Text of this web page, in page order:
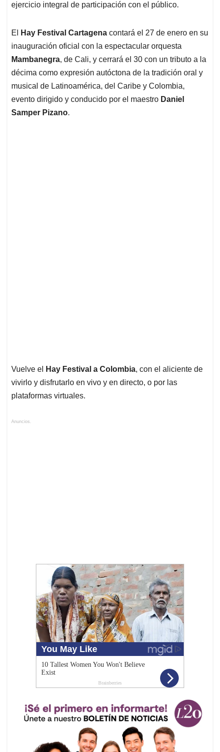
ejercicio integral de participación con el público.
El Hay Festival Cartagena contará el 27 de enero en su
inauguración oficial con la espectacular orquesta
Mambanegra, de Cali, y cerrará el 30 con un tributo a la
décima como expresión autóctona de la tradición oral y
musical de Latinoamérica, del Caribe y Colombia,
evento dirigido y conducido por el maestro Daniel
Samper Pizano.
Vuelve el Hay Festival a Colombia, con el aliciente de
vivirlo y disfrutarlo en vivo y en directo, o por las
plataformas virtuales.
Anuncios.